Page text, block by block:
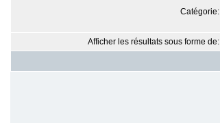
Catégorie:
Afficher les résultats sous forme de: